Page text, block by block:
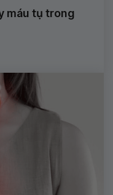
máu tụ trong